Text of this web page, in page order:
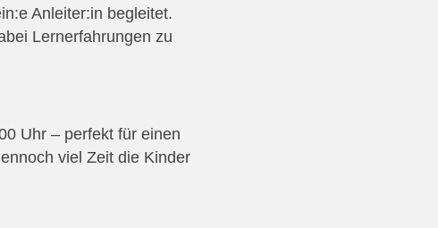
Anleiter:in begleitet.
Lernerfahrungen zu
Uhr – perfekt für einen
viel Zeit die Kinder